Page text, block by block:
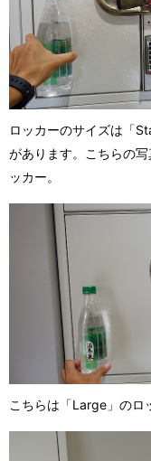
ロッカーのサイズは「
があります。こちらの
ッカー。
こちらは「Large」のロ